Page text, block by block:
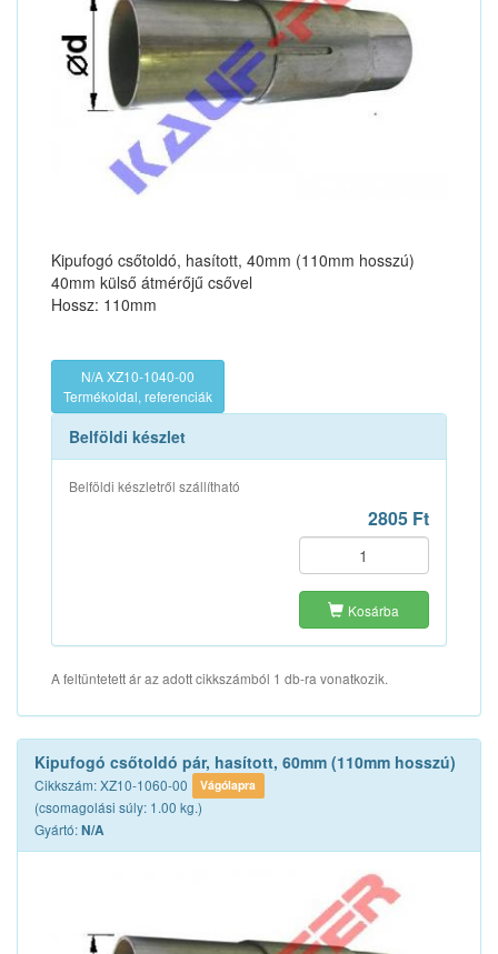
Kipufogó csőtoldó, hasított, 40mm (110mm hosszú)
40mm külső átmérőjű csővel
Hossz: 110mm
N/A XZ10-1040-00
Termékoldal, referenciák
Belföldi készlet
Belföldi készletről szállítható
2805 Ft
Kosárba
A feltüntetett ár az adott cikkszámból 1 db-ra vonatkozik.
Kipufogó csőtoldó pár, hasított, 60mm (110mm hosszú)
Cikkszám: XZ10-1060-00 Vágólapra
(csomagolási súly: 1.00 kg.)
Gyártó:N/A